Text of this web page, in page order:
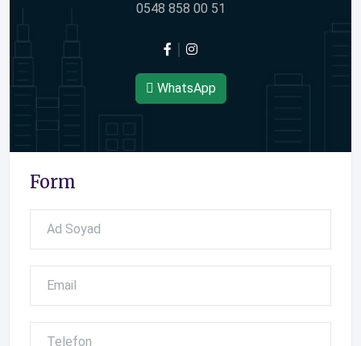
0548 858 00 51
WhatsApp
Form